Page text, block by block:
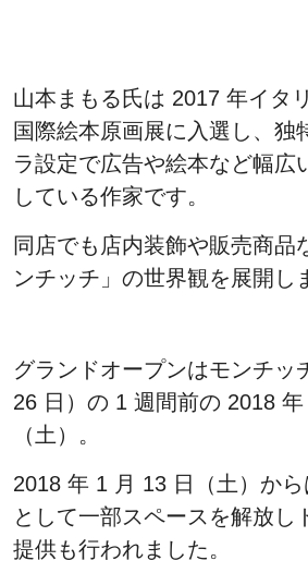
山本まもる氏は 2017 年イタ
国際絵本原画展に入選し、独
ラ設定で広告や絵本など幅広
している作家です。
同店でも店内装飾や販売商品
ンチッチ」の世界観を展開し
グランドオープンはモンチッ
26 日）の 1 週間前の 2018 年
（土）。
2018 年 1 月 13 日（土）か
として一部スペースを解放し
提供も行われました。